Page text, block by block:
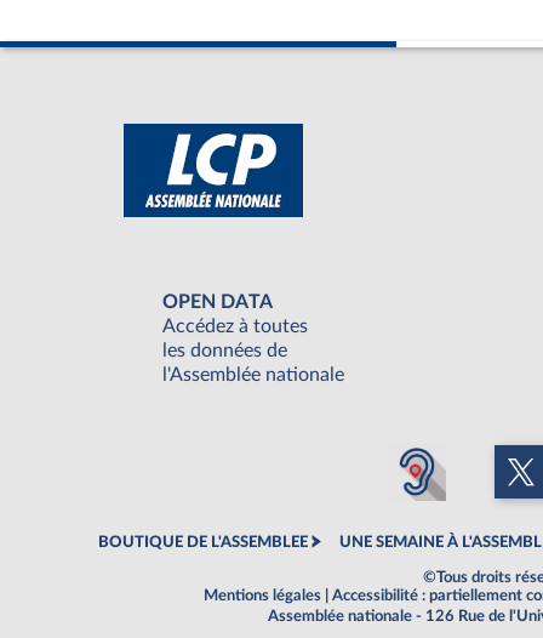
OPEN DATA
Accédez à toutes
les données de
l'Assemblée nationale
BOUTIQUE DE L'ASSEMBLEE UNE SEMAINE À
©Tous droits
Mentions légales
Accessibilité : partiellement
Assemblée nationale - 126 Rue de